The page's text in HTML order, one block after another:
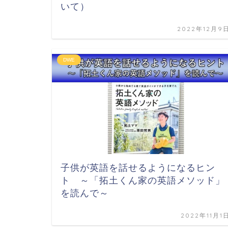
いて）
2022年12月9
DWE
子供が英語を話せるようになるヒン
ト ～「拓土くん家の英語メソッド」
を読んで～
2022年11月1